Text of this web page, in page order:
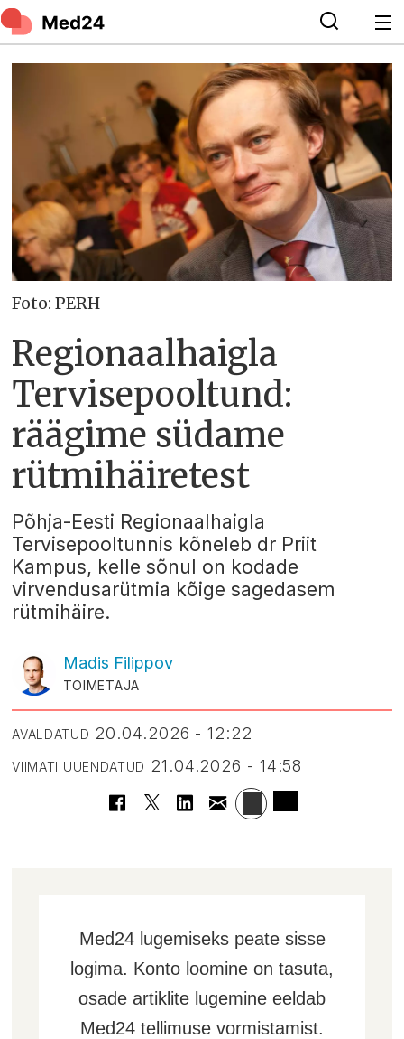
Foto: PERH
Regionaalhaigla
Tervisepooltund:
räägime südame
rütmihäiretest
Põhja-Eesti Regionaalhaigla
Tervisepooltunnis kõneleb dr Priit
Kampus, kelle sõnul on kodade
virvendusarütmia kõige sagedasem
rütmihäire.
Madis Filippov
TOIMETAJA
AVALDATUD 20.04.2026 - 12:22
VIIMATI UUENDATUD 21.04.2026 - 14:58
Med24 lugemiseks peate sisse
logima. Konto loomine on tasuta,
osade artiklite lugemine eeldab
Med24 tellimuse vormistamist.